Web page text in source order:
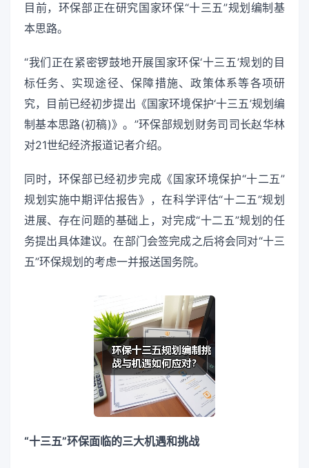
目前，环保部正在研究国家环保“十三五”规划编制基
本思路。
“我们正在紧密锣鼓地开展国家环保‘十三五’规划的目
标任务、实现途径、保障措施、政策体系等各项研
究，目前已经初步提出《国家环境保护‘十三五’规划编
制基本思路(初稿)》。”环保部规划财务司司长赵华林
对21世纪经济报道记者介绍。
同时，环保部已经初步完成《国家环境保护“十二五”
规划实施中期评估报告》，在科学评估“十二五”规划
进展、存在问题的基础上，对完成“十二五”规划的任
务提出具体建议。在部门会签完成之后将会同对“十三
五”环保规划的考虑一并报送国务院。
“十三五”环保面临的三大机遇和挑战